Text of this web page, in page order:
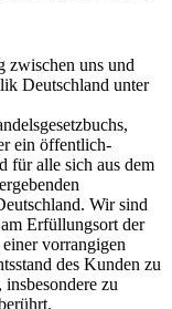
zwischen uns und
Deutschland unter
ein öffentlich-
für alle sich aus dem
Wir sind
Erfüllungsort der
vorrangigen
des Kunden zu
zu